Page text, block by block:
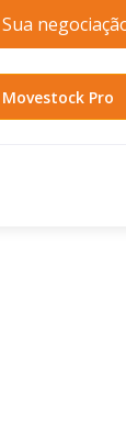
Sua
Movestock Pro